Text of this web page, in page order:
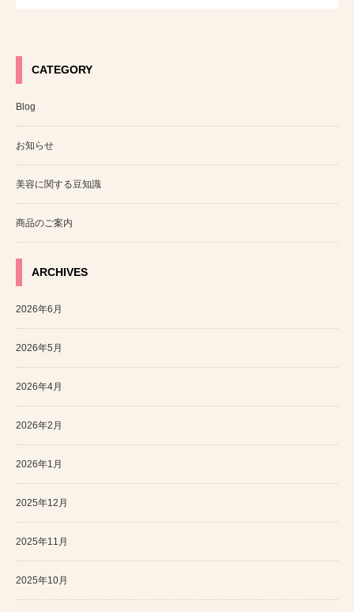
CATEGORY
Blog
お知らせ
美容に関する豆知識
商品のご案内
ARCHIVES
2026年6月
2026年5月
2026年4月
2026年2月
2026年1月
2025年12月
2025年11月
2025年10月